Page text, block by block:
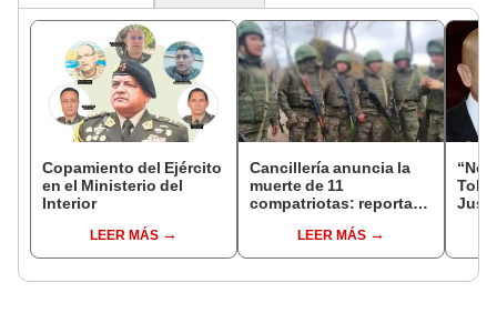
Copamiento del Ejército
en el Ministerio del
Interior
LEER MÁS
Cancillería anuncia la
muerte de 11
compatriotas: reportan
capturados por Ucrania
LEER MÁS
“No